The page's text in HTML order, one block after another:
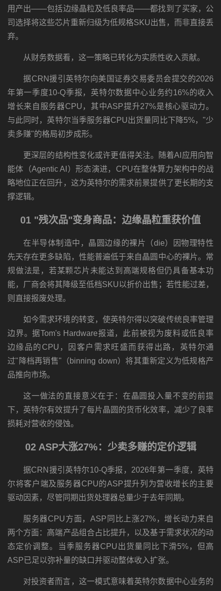
用产出——包括边缘晶粒及低良率品——都找到了买家，公
司选择将这些芯片重新归级为低规格SKU出售，而非直接丢
弃。
从财务数据看，这一策略已转化为实质性收入贡献。
据CRN援引英特尔向美国证券交易委员会提交的2026
年第一季度10-Q季报，英特尔数据中心业务约16%的收入
增长来自服务器CPU，其中ASP提升27%是核心驱动力。
与此同时，英特尔当季服务器CPU出货量同比下降5%，"少
卖多赚"的格局初步成形。
更深层的结构性变化或许更值得关注。随着AI应用向智
能体（Agentic AI）形态演进，CPU在整体算力架构中的战
略地位正在回升，这为英特尔的需求前景提供了更长期的支
撑逻辑。
01 "残次品"变身商品：边缘晶粒重获价值
在半导体制造中，晶圆边缘的裸片（die）因物理特性
先天存在更多缺陷，性能普遍低于来自晶圆中心的裸片。常
规做法是，若某颗芯片未能达到高端规格但仍具备基本功
能，厂商会将其降级至低档SKU以折价出售；若性能过差，
则直接报废处理。
如今需求环境的转变，使英特尔得以突破传统良率管理
边界。据Tom's Hardware报道，此前被视为废料或低良率
边缘品的CPU，因客户需求旺盛而获得出路，英特尔通
过"降档再销售"（binning down）将其重新定义为低规格产
品推向市场。
这一做法的直接意义在于：在晶圆投入量不变的前提
下，英特尔有效提升了每片晶圆的货币化效率，减少了良率
损耗对营收的侵蚀。
02 ASP大涨27%：少卖多赚的定价逻辑
据CRN援引英特尔10-Q季报，2026年第一季度，英特
尔将客户端及服务器CPU的ASP提升列为营收增长的主要
驱动因素，尽管同期出货处理器总量少于去年同期。
服务器CPU方面，ASP同比上涨27%，增长动力来自
两个方面：高端产品组合占比提升，以及基于需求状况的动
态定价调整。当季服务器CPU出货量同比下滑5%，但高
ASP已足以弥补量的缺口并驱动整体收入扩张。
对投资者而言，这一模式意味着英特尔数据中心业务的